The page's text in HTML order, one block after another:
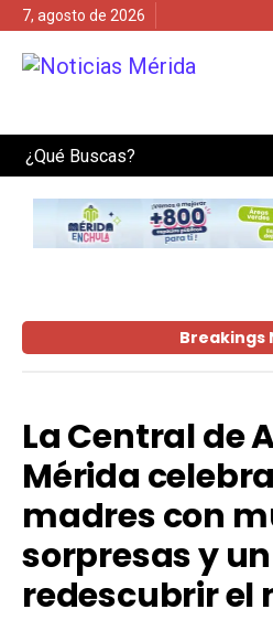
7, agosto de 2026
Search
Breakings
La Central de
Mérida
madres con
sorpresas y
redescubrir el